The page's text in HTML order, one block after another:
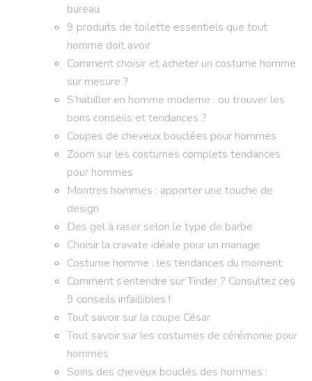
bureau
9 produits de toilette essentiels que tout
homme doit avoir
Comment choisir et acheter un costume homme
sur mesure ?
S’habiller en homme moderne : ou trouver les
bons conseils et tendances ?
Coupes de cheveux bouclées pour hommes
Zoom sur les costumes complets tendances
pour hommes
Montres hommes : apporter une touche de
design
Des gel à raser selon le type de barbe
Choisir la cravate idéale pour un mariage
Costume homme : les tendances du moment
Comment s’entendre sur Tinder ? Consultez ces
9 conseils infaillibles !
Tout savoir sur la coupe César
Tout savoir sur les costumes de cérémonie pour
hommes
Soins des cheveux bouclés des hommes :